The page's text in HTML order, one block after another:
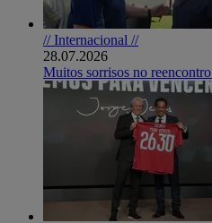
// Internacional //
28.07.2026
Muitos sorrisos no